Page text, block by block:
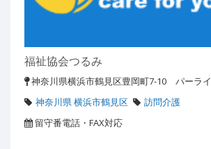
福祉協会つるみ
神奈川県横浜市鶴見区豊岡町7-10 パーラ
神奈川県 横浜市鶴見区
訪問介護
留守番電話・FAX対応